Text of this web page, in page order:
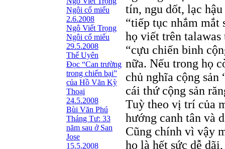
Ngôi cổ miếu
2.6.2008
Ngô Viết Trọng
Ngôi cổ miếu
29.5.2008
Thế Uyên
Đọc “Can trường
trong chiến bại”
của Hồ Văn Kỳ
Thoại
24.5.2008
Bùi Văn Phú
Tháng Tư: 33
năm sau ở San
Jose
15.5.2008
tín, ngu dốt, lạc
“tiếp tục nhắm mắt
họ viết trên
“cựu chiến binh
nữa. Nếu trong họ
chủ nghĩa cộng
cái thứ cộng sản
Tuỳ theo vị trí của
hướng canh tân và
Cũng chính vì vậy
họ là hết sức dễ